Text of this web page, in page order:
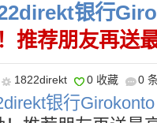
银行
推荐朋友再送
1822direkt 0 收藏 0
银行Girokonto